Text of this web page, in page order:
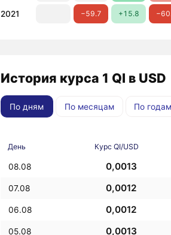
2021 −59.7 +15.8
История курса 1 QI в USD
По дням По месяцам По годам
День Курс QI/USD
08.08 0,0013
07.08 0,0012
06.08 0,0012
05.08 0,0013